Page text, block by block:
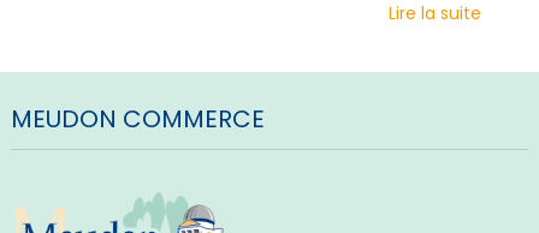
Lire la suite
MEUDON COMMERCE